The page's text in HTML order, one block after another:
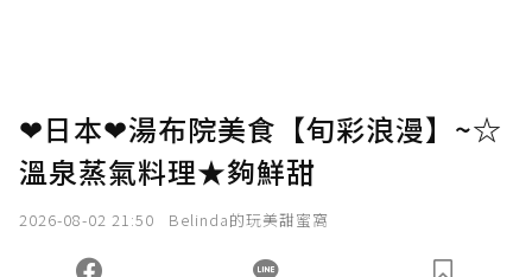
❤日本❤湯布院美食【旬彩浪漫】~☆
溫泉蒸氣料理★夠鮮甜
2026-08-02 21:50 Belinda的玩美甜蜜窩